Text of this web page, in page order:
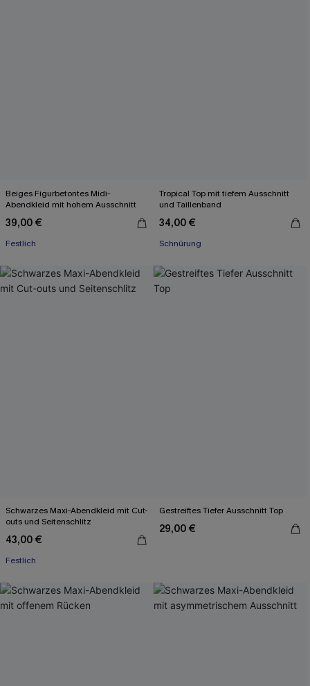
Beiges Figurbetontes Midi-
Abendkleid mit hohem Ausschnitt
39,00 €
Festlich
Tropical Top mit tiefem Ausschnitt
und Taillenband
34,00 €
Schnürung
Schwarzes Maxi-Abendkleid mit Cut-
outs und Seitenschlitz
43,00 €
Festlich
Gestreiftes Tiefer Ausschnitt Top
29,00 €